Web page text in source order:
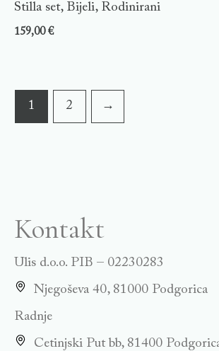
Stilla set, Bijeli, Rodinirani
159,00€
1 2 →
Kontakt
Ulis d.o.o. PIB – 02230283
Njegoševa 40, 81000 Podgorica
Radnje
Cetinjski Put bb, 81400